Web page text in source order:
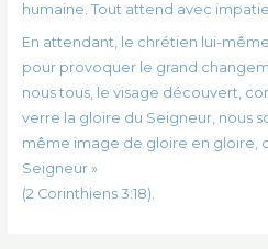
humaine. Tout attend avec
En attendant, le chrétien lui-
pour provoquer le grand
nous tous, le visage découvert,
verre la gloire du Seigneur, nous
même image de gloire en gloire,
Seigneur »
(2 Corinthiens 3:18).